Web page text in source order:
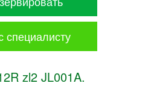
специалисту
zl2 JL001A.